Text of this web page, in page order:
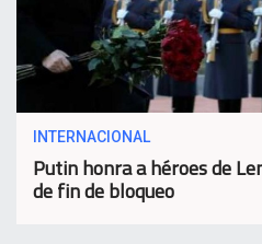
INTERNACIONAL
Putin honra a héroes de
de fin de bloqueo